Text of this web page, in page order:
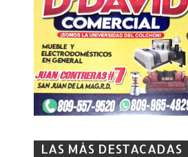
LAS MÁS DESTACADAS